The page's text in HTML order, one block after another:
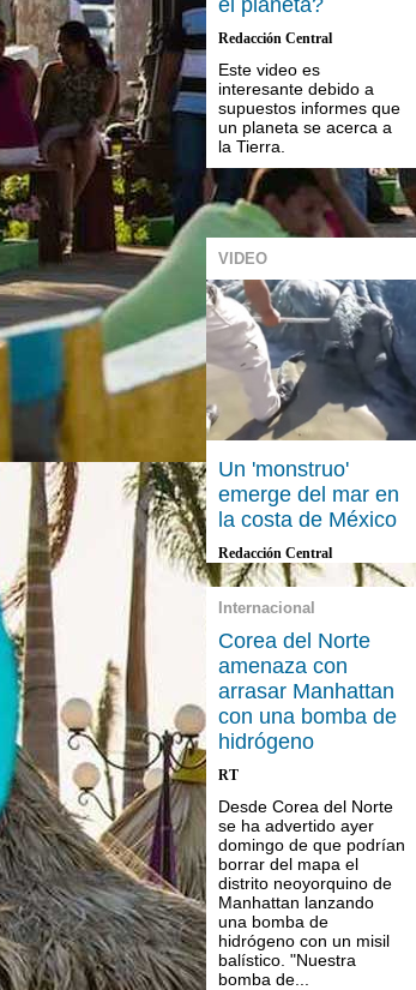
Redacción Central
Este video es
interesante debido a
supuestos informes que
un planeta se acerca a
la Tierra.
VIDEO
Un 'monstruo'
emerge del mar en
la costa de México
Redacción Central
Internacional
Corea del Norte
amenaza con
arrasar Manhattan
con una bomba de
hidrógeno
RT
Desde Corea del Norte
se ha advertido ayer
domingo de que podrían
borrar del mapa el
distrito neoyorquino de
Manhattan lanzando
una bomba de
hidrógeno con un misil
balístico. "Nuestra
bomba de...